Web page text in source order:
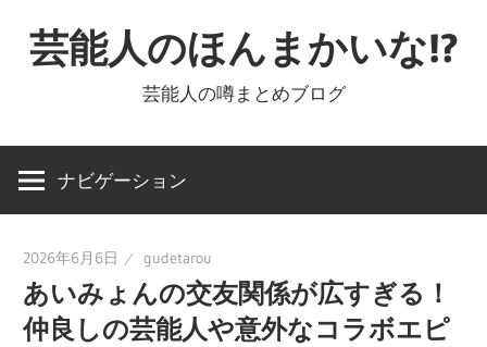
ツ
芸能人のほんまかいな!?
芸能人の噂まとめブログ
ナビゲーション
2026年6月6日 gudetarou
あいみょんの交友関係が広すぎる！
仲良しの芸能人や意外なコラボエピ